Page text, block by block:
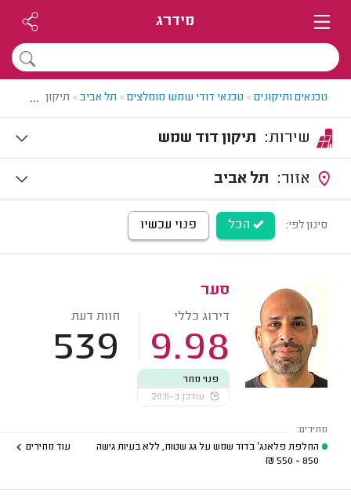
מידרג
טכנאים ותיקונים> טכנאי דודי שמש מומלצים> תל אביב> תיקון דודי
...
תיקון דוד שמש
תל אביב
סינון לפי: הכל פנוי עכשיו
סער
דירוג כללי
9.98
חוות דעת
539
פנוי מחר
עודכן ב-20:11
מחירים:
החלפת פלאנג' בדוד שמש על גג שטוח, ללא בעיות גישה
850 - 550
₪
עוד מחירים